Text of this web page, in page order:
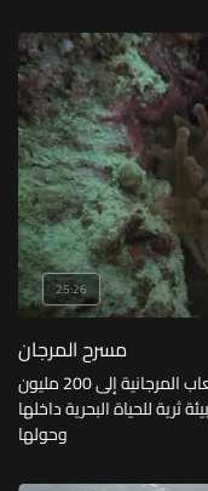
25:26
مسرح المرجان
يمتد عمر بعض الشعاب المرجانية إلى 200 مليون
ثرية للحياة البحرية داخلها
وحولها